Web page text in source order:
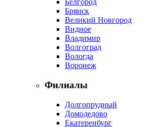
Белгород
Брянск
Великий Новгород
Видное
Владимир
Волгоград
Вологда
Воронеж
Филиалы
Долгопрудный
Домодедово
Екатеренбург